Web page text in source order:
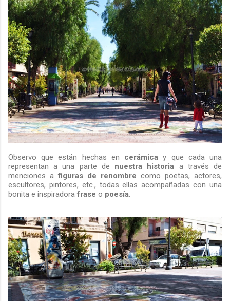
Observo que están hechas en cerámica y que cada una
representan a una parte de nuestra historia a través de
menciones afiguras de renombre como poetas, actores,
escultores, pintores, etc., todas ellas acompañadas con una
bonita e inspiradorafrase o poesía.